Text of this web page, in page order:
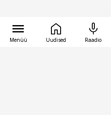
Menüü Uudised Raadio